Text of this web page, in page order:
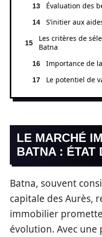
Évaluation des
S’initier aux
Les critères de
Batna
Importance de
Le potentiel de
LE MARCHÉ
BATNA : ÉTAT
Batna, souvent
capitale des Aurès,
immobilier
évolution. Avec